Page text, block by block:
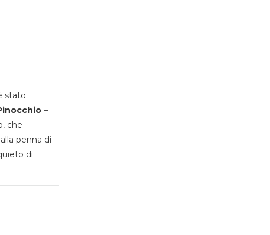
stato
–
che
penna di
di